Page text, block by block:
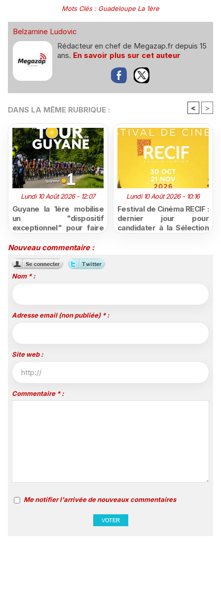
Mots Clés: Guadeloupe La 1ère
Belzamine Ludovic
Rédacteur en chef de Megazap.fr depuis 15
ans. En savoir plus sur cet auteur
DANS LA MÊME RUBRIQUE : < >
Lundi 10 Août 2026 - 12:07
Guyane la 1ère mobilise
un "dispositif
exceptionnel" pour faire
2026
Lundi 10 Août 2026 - 10:16
Festival de Cinéma RECIF :
dernier jour pour
candidater à la Sélection
Nouveau commentaire :
Nom * :
Adresse email (non publiée) * :
Site web :
Commentaire * :
Me notifier l'arrivée de nouveaux commentaires